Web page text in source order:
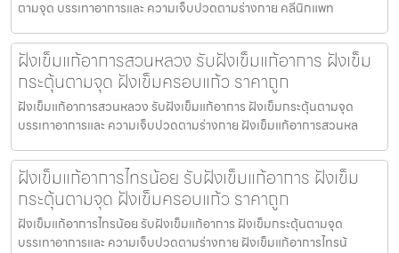
ตามจุด บรรเทาอาการและ ความเจ็บปวดตามร่างกาย คลีนิกแพท
ฝังเข็มแก้อาการสวนหลวง รับฝังเข็มแก้อาการ ฝังเข็ม
กระตุ้นตามจุด ฝังเข็มครอบแก้ว ราคาถูก
ฝังเข็มแก้อาการสวนหลวง รับฝังเข็มแก้อาการ ฝังเข็มกระตุ้นตามจุด
บรรเทาอาการและ ความเจ็บปวดตามร่างกาย ฝังเข็มแก้อาการสวนหล
ฝังเข็มแก้อาการไทรน้อย รับฝังเข็มแก้อาการ ฝังเข็ม
กระตุ้นตามจุด ฝังเข็มครอบแก้ว ราคาถูก
ฝังเข็มแก้อาการไทรน้อย รับฝังเข็มแก้อาการ ฝังเข็มกระตุ้นตามจุด
บรรเทาอาการและ ความเจ็บปวดตามร่างกาย ฝังเข็มแก้อาการไทรน้